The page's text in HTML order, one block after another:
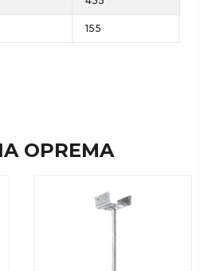
155
OPREMA